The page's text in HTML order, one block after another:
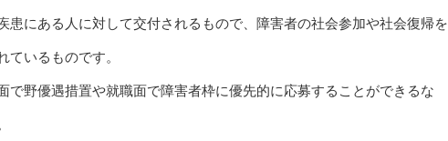
患にある人に対して交付されるもので、障害者の社会参加や社会復帰を
いるものです。
で野優遇措置や就職面で障害者枠に優先的に応募することができるな